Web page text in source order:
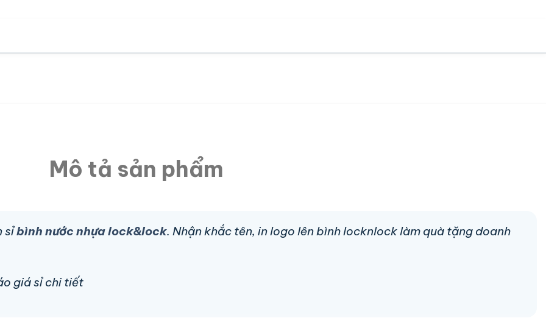
Mô tả sản phẩm
sỉbình nước nhựa lock&lock. Nhận khắc tên, in logo lên bình locknlock làm quà tặng doanh
giá sỉ chi tiết